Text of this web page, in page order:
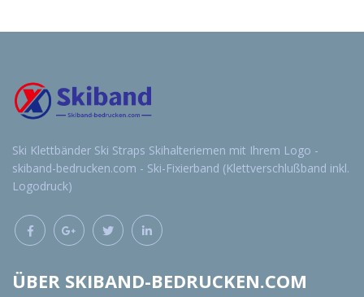
Ski Klettbänder Ski Straps Skihalteriemen mit Ihrem Logo -
skiband-bedrucken.com - Ski-Fixierband (Klettverschlußband inkl.
Logodruck)
ÜBER SKIBAND-BEDRUCKEN.COM